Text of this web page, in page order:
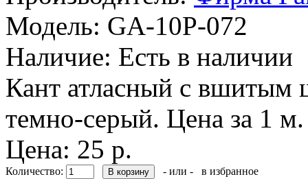
Модель: GA-10P-072
Наличие: Есть в наличии
Кант атласный с
темно-серый. Цена за 1 м.
Цена: 25 р.
Количество: - или - в избранное